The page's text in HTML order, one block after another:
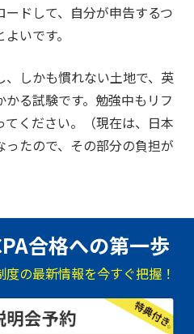
ドして、自分が申告するつ
いです。
しかも慣れない土地で、英
る試験です。勉強中もリフ
てください。（現在は、日本
たので、その部分の負担が
合格への第一歩
度の最新情報を今すぐ把握！